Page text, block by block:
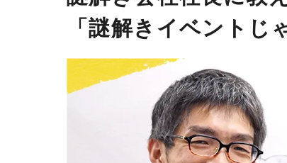
「謎解きイベントじ